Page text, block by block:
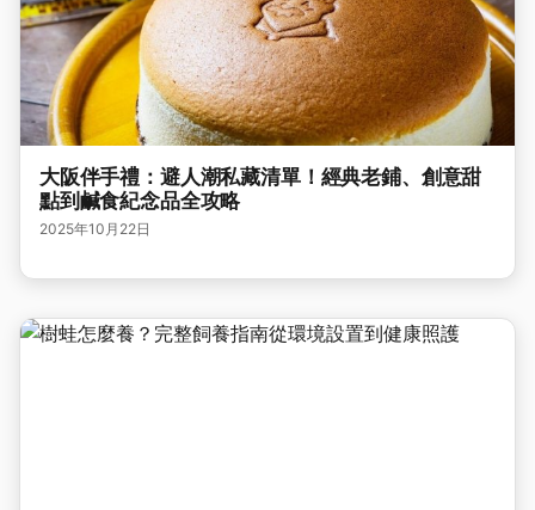
大阪伴手禮：避人潮私藏清單！經典老鋪、創意甜
點到鹹食紀念品全攻略
2025年10月22日